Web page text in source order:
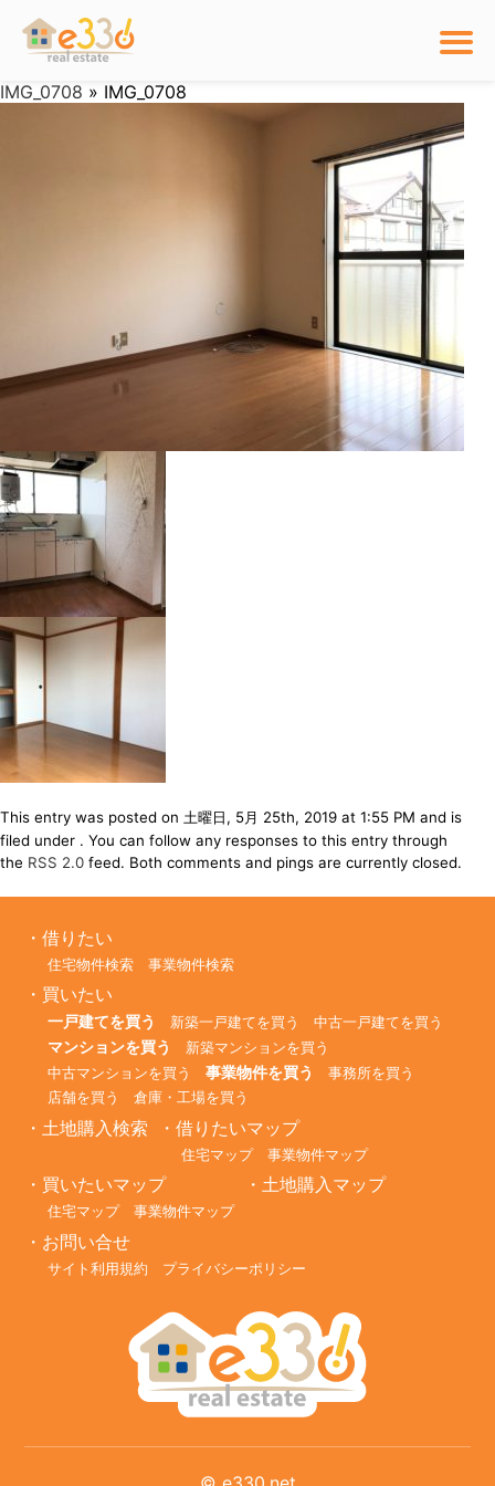
IMG_0708 » IMG_0708
This entry was posted on 土曜日, 5月 25th, 2019 at 1:55 PM and is
filed under . You can follow any responses to this entry through
the RSS 2.0 feed. Both comments and pings are currently closed.
借りたい
住宅物件検索 事業物件検索
買いたい
一戸建てを買う 新築一戸建てを買う 中古一戸建てを買う
マンションを買う
新築マンションを買う
中古マンションを買う
事業物件を買う
事務所を買う
店舗を買う
倉庫・工場を買う
土地購入検索 借りたいマップ
住宅マップ 事業物件マップ
買いたいマップ
住宅マップ 事業物件マップ
土地購入マップ
お問い合せ
サイト利用規約 プライバシーポリシー